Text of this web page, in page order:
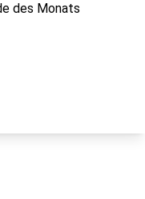
des Monats